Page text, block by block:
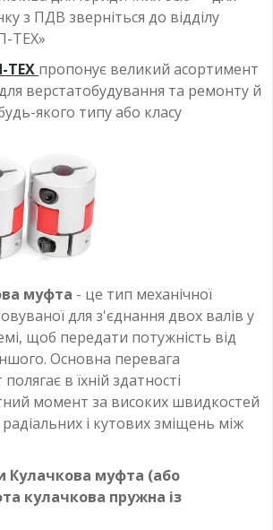
з ПДВ зверніться до відділу
ТЕХ»
ТЕХ пропонує великий асортимент
верстатобудування та ремонту й
якого типу або класу
муфта - це тип механічної
для з'єднання двох валів у
щоб передати потужність від
Основна перевага
в їхній здатності
момент за високих швидкостей
і кутових зміщень між
Кулачкова муфта (або
кулачкова пружна із